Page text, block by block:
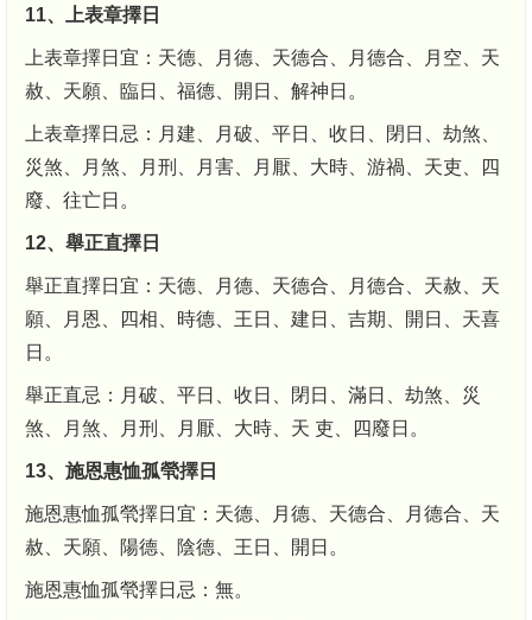
11、上表章擇日
上表章擇日宜：天德、月德、天德合、月德合、月空、天
赦、天願、臨日、福德、開日、解神日。
上表章擇日忌：月建、月破、平日、收日、閉日、劫煞、
災煞、月煞、月刑、月害、月厭、大時、游禍、天吏、四
廢、往亡日。
12、舉正直擇日
舉正直擇日宜：天德、月德、天德合、月德合、天赦、天
願、月恩、四相、時德、王日、建日、吉期、開日、天喜
日。
舉正直忌：月破、平日、收日、閉日、滿日、劫煞、災
煞、月煞、月刑、月厭、大時、天 吏、四廢日。
13、施恩惠恤孤煢擇日
施恩惠恤孤煢擇日宜：天德、月德、天德合、月德合、天
赦、天願、陽德、陰德、王日、開日。
施恩惠恤孤煢擇日忌：無。